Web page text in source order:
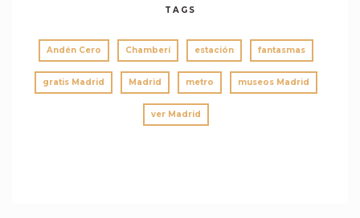
TAGS
Andén Cero Chamberí estación fantasmas
gratis Madrid Madrid metro museos Madrid
ver Madrid